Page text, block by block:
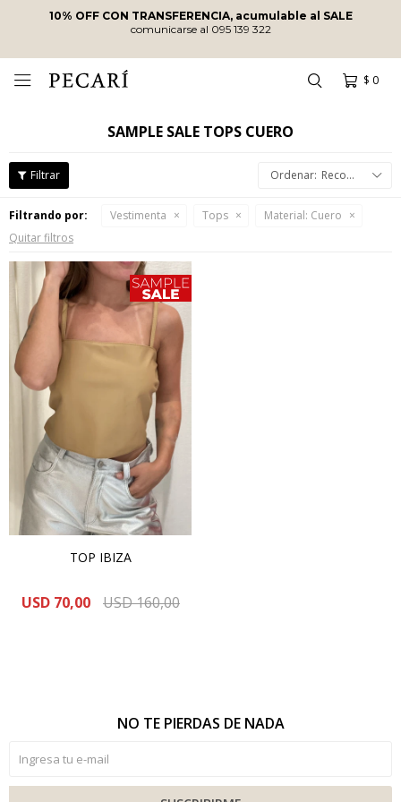
10% OFF CON TRANSFERENCIA, acumulable al SALE
comunicarse al 095 139 322
$ 0

SAMPLE SALE TOPS CUERO
Recomendados
Filtrando por: Vestimenta Tops Material: Cuero
Quitar filtros
TOP IBIZA
USD 70,00 USD160,00
NO TE PIERDAS DE NADA